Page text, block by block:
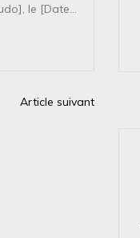
le [Date...
Article suivant